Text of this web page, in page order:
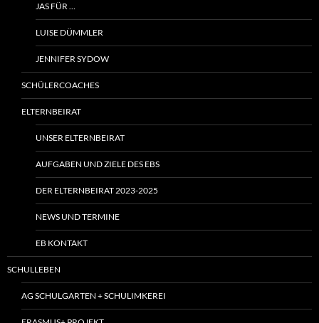
JAS FÜR …
LUISE DÜMMLER
JENNIFER SYDOW
SCHÜLERCOACHES
ELTERNBEIRAT
UNSER ELTERNBEIRAT
AUFGABEN UND ZIELE DES EBS
DER ELTERNBEIRAT 2023-2025
NEWS UND TERMINE
EB KONTAKT
SCHULLEBEN
AG SCHULGARTEN + SCHULIMKEREI